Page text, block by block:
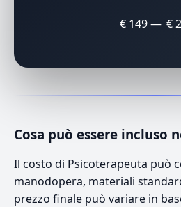
€ 149 — €
Cosa può essere incluso
Il costo di Psicoterapeuta può
manodopera, materiali
prezzo finale può variare in